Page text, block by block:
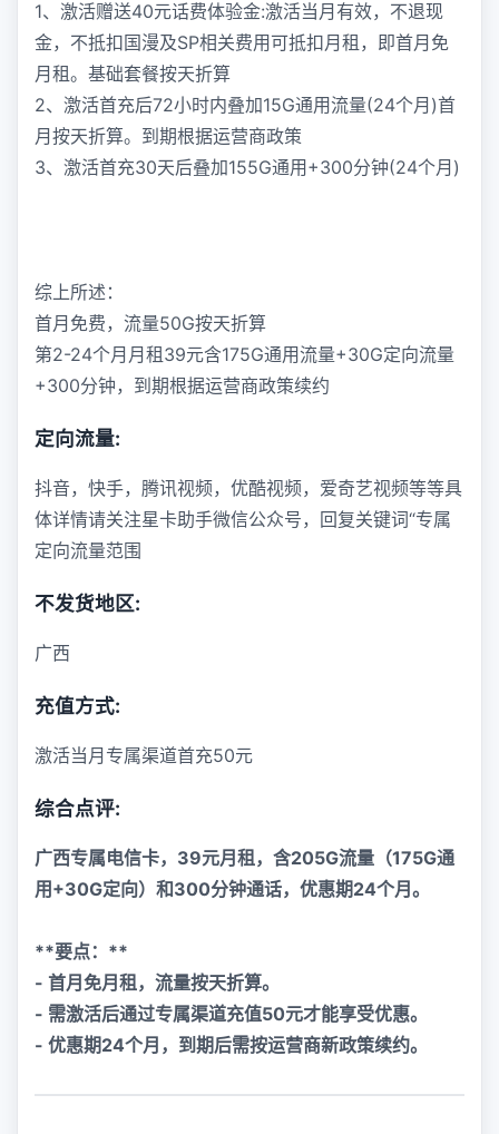
1、激活赠送40元话费体验金:激活当月有效，不退现
金，不抵扣国漫及SP相关费用可抵扣月租，即首月免
月租。基础套餐按天折算
2、激活首充后72小时内叠加15G通用流量(24个月)首
月按天折算。到期根据运营商政策
3、激活首充30天后叠加155G通用+300分钟(24个月)
综上所述：
首月免费，流量50G按天折算
第2-24个月月租39元含175G通用流量+30G定向流量
+300分钟，到期根据运营商政策续约
定向流量:
抖音，快手，腾讯视频，优酷视频，爱奇艺视频等等具
体详情请关注星卡助手微信公众号，回复关键词“专属
定向流量范围
不发货地区:
广西
充值方式:
激活当月专属渠道首充50元
综合点评:
广西专属电信卡，39元月租，含205G流量（175G通
用+30G定向）和300分钟通话，优惠期24个月。
**要点：**
- 首月免月租，流量按天折算。
- 需激活后通过专属渠道充值50元才能享受优惠。
- 优惠期24个月，到期后需按运营商新政策续约。